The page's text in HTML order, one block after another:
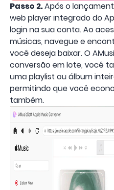
Passo 2.Após o
web player integrado do
login na sua conta. Ao
músicas, navegue e
você deseja baixar. O
conversão em lote, você
uma playlist ou álbum
permitindo que você
também.